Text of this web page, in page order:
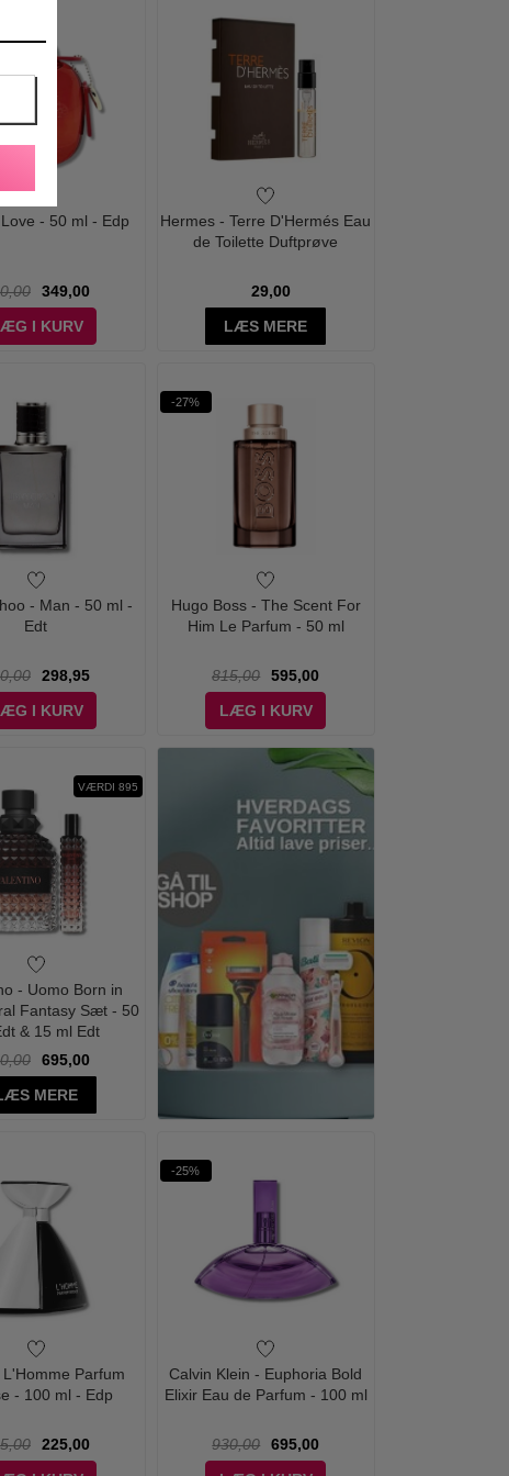
- 50 ml - Edp
349,00
I KURV
Hermes - Terre D'Hermés Eau
de Toilette Duftprøve
29,00
LÆS MERE
- Man - 50 ml -
Edt
298,95
I KURV
-27%
Hugo Boss - The Scent For
Him Le Parfum - 50 ml
815,00
595,00
LÆG I KURV
VÆRDI 895
- Uomo Born in
Fantasy Sæt - 50
& 15 ml Edt
695,00
MERE
Parfum
- 100 ml - Edp
225,00
-25%
Calvin Klein - Euphoria Bold
Elixir Eau de Parfum - 100 ml
930,00
695,00